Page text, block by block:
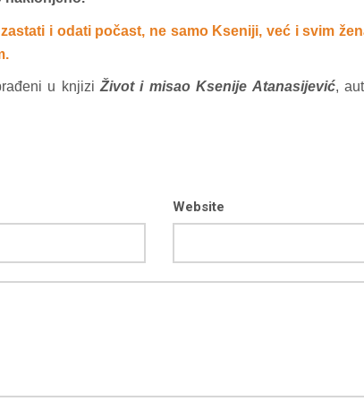
i odati počast, ne samo Kseniji, već i svim
u knjiziŽivot i misao Ksenije Atanasijević,
Website